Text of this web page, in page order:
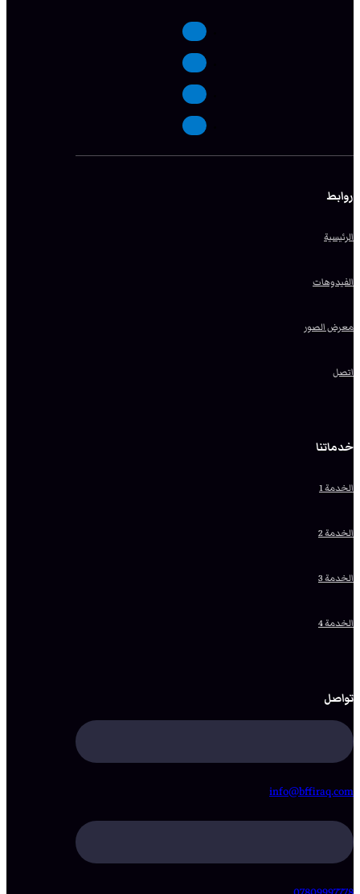
روابط
الرئيسية
الفيدوهات
معرض الصور
اتصل
خدماتنا
الخدمة 1
الخدمة 2
الخدمة 3
الخدمة 4
تواصل
info@bffiraq.com